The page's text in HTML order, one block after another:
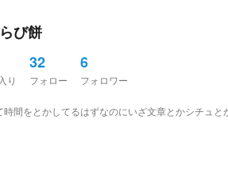
び餅
り
32
フォロー
6
フォロワー
時間をとかしてるはずなのにいざ文章とかシチュ